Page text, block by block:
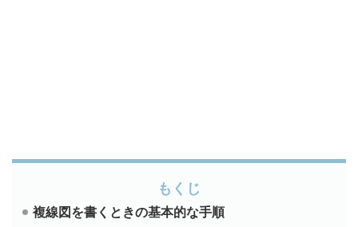
もくじ
複線図を書くときの基本的な手順